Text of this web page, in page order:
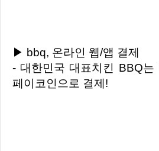
▶ bbq, 온라인 웹/앱 결제
- 대한민국 대표치킨 BBQ는
페이코인으로 결제!